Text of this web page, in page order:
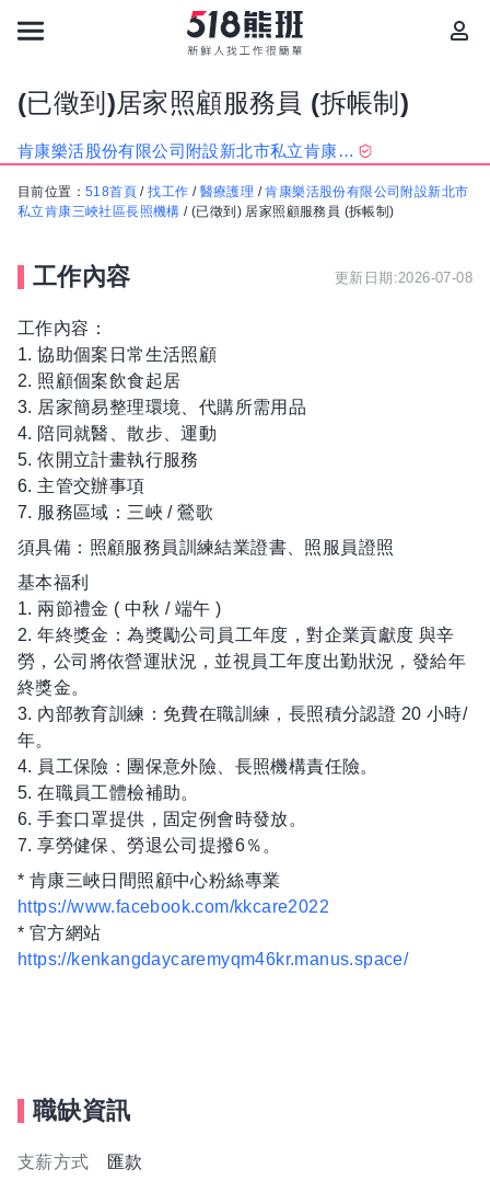
(已徵到)居家照顧服務員 (拆帳制)
肯康樂活股份有限公司附設新北市私立肯康三峽社區長照機構
目前位置： 518首頁 /找工作 / 醫療護理 /肯康樂活股份有限公司附設新北市
私立肯康三峽社區長照機構 /(已徵到) 居家照顧服務員 (拆帳制)
工作內容 更新日期:2026-07-08
工作內容：
1. 協助個案日常生活照顧
2. 照顧個案飲食起居
3. 居家簡易整理環境、代購所需用品
4. 陪同就醫、散步、運動
5. 依開立計畫執行服務
6. 主管交辦事項
7. 服務區域：三峽 / 鶯歌
須具備：照顧服務員訓練結業證書、照服員證照
基本福利
1. 兩節禮金 ( 中秋 / 端午 )
2. 年終獎金：為獎勵公司員工年度，對企業貢獻度 與辛
勞，公司將依營運狀況，並視員工年度出勤狀況，發給年
終獎金。
3. 內部教育訓練：免費在職訓練，長照積分認證 20 小時/
年。
4. 員工保險：團保意外險、長照機構責任險。
5. 在職員工體檢補助。
6. 手套口罩提供，固定例會時發放。
7. 享勞健保、勞退公司提撥6％。
* 肯康三峽日間照顧中心粉絲專業
https://www.facebook.com/kkcare2022
* 官方網站
https://kenkangdaycaremyqm46kr.manus.space/
職缺資訊
支薪方式 匯款